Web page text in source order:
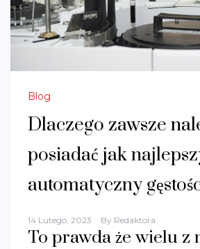
Blog
Dlaczego zawsze
posiadać jak
automatyczny
14 Lutego, 2023 By Redaktora
To prawda że wielu z